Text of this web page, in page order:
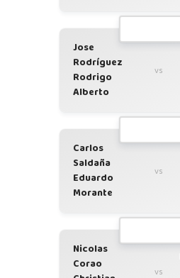
Jose
Rodríguez
Rodrigo
Alberto
vs
Carlos
Saldaña
Eduardo
Morante
vs
Nicolas
Corao
vs